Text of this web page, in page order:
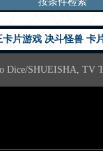
卡片游戏 决斗怪兽 卡
Dice/SHUEISHA, TV